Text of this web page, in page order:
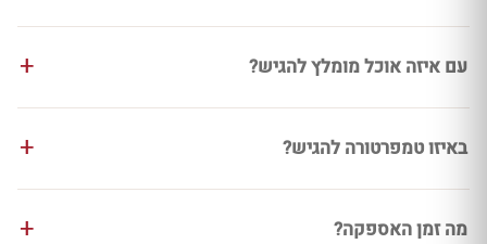
עם איזה אוכל מומלץ להגיש?
באיזו טמפרטורה להגיש?
מה זמן האספקה?